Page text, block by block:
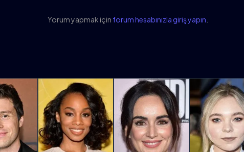
Yorum yapmak için forum hesabınızla giriş yapın